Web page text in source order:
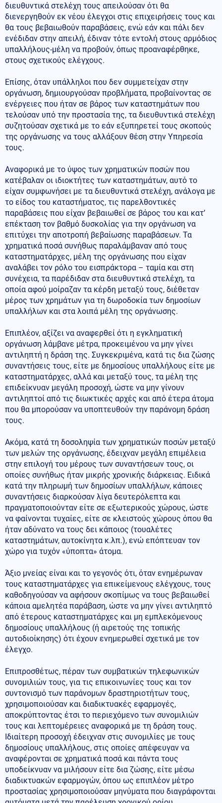
διευθυντικά στελέχη τους απειλούσαν ότι θα
διενεργηθούν εκ νέου έλεγχοι στις επιχειρήσεις τους και
θα τους βεβαιωθούν παραβάσεις, ενώ εάν και πάλι δεν
ενέδιδαν στην απειλή, έδιναν τότε εντολή στους αρμόδιος
υπαλλήλους-μέλη να προβούν, όπως προαναφέρθηκε,
στους σχετικούς ελέγχους.
Επίσης, όταν υπάλληλοι που δεν συμμετείχαν στην
οργάνωση, δημιουργούσαν προβλήματα, προβαίνοντας σε
ενέργειες που ήταν σε βάρος των καταστημάτων που
τελούσαν υπό την προστασία της, τα διευθυντικά στελέχη
συζητούσαν σχετικά με το εάν εξυπηρετεί τους σκοπούς
της οργάνωσης να τους αλλάξουν θέση στην Υπηρεσία
τους.
Αναφορικά με το ύψος των χρηματικών ποσών που
κατέβαλαν οι ιδιοκτήτες των καταστημάτων, αυτό το
είχαν συμφωνήσει με τα διευθυντικά στελέχη, ανάλογα με
το είδος του καταστήματος, τις παρελθοντικές
παραβάσεις που είχαν βεβαιωθεί σε βάρος του και κατ’
επέκταση τον βαθμό δυσκολίας για την οργάνωση να
επιτύχει την αποτροπή βεβαίωσης παραβάσεων. Τα
χρηματικά ποσά συνήθως παραλάμβαναν από τους
καταστηματάρχες, μέλη της οργάνωσης που είχαν
αναλάβει τον ρόλο του εισπράκτορα – ταμία και στη
συνέχεια, τα παρέδιδαν στα διευθυντικά στελέχη, τα
οποία αφού μοίραζαν τα κέρδη μεταξύ τους, διέθεταν
μέρος των χρημάτων για τη δωροδοκία των δημοσίων
υπαλλήλων και στα λοιπά μέλη της οργάνωσης.
Επιπλέον, αξίζει να αναφερθεί ότι η εγκληματική
οργάνωση λάμβανε μέτρα, προκειμένου να μην γίνει
αντιληπτή η δράση της. Συγκεκριμένα, κατά τις δια ζώσης
συναντήσεις τους, είτε με δημοσίους υπαλλήλους είτε με
καταστηματάρχες, αλλά και μεταξύ τους, τα μέλη της
επιδείκνυαν μεγάλη προσοχή, ώστε να μην γίνουν
αντιληπτοί από τις διωκτικές αρχές και από έτερα άτομα
που θα μπορούσαν να υποπτευθούν την παράνομη δράση
τους.
Ακόμα, κατά τη δοσοληψία των χρηματικών ποσών μεταξύ
των μελών της οργάνωσης, έδειχναν μεγάλη επιμέλεια
στην επιλογή του μέρους των συναντήσεων τους, οι
οποίες συνήθως ήταν μικρής χρονικής διάρκειας. Ειδικά
κατά την πληρωμή των δημοσίων υπαλλήλων, κάποιες
συναντήσεις διαρκούσαν λίγα δευτερόλεπτα και
πραγματοποιούνταν είτε σε εξωτερικούς χώρους, ώστε
να φαίνονται τυχαίες, είτε σε κλειστούς χώρους όπου θα
ήταν αδύνατο να τους δει κάποιος (τουαλέτες
καταστημάτων, αυτοκίνητα κ.λπ.), ενώ επόπτευαν τον
χώρο για τυχόν «ύποπτα» άτομα.
Άξιο μνείας είναι και το γεγονός ότι, όταν ενημέρωναν
τους καταστηματάρχες για επικείμενους ελέγχους, τους
καθοδηγούσαν να αφήσουν σκοπίμως να τους βεβαιωθεί
κάποια αμελητέα παράβαση, ώστε να μην γίνει αντιληπτό
από έτερους καταστηματάρχες και μη εμπλεκόμενους
δημοσίους υπαλλήλους (ή αιρετούς της τοπικής
αυτοδιοίκησης) ότι έχουν ενημερωθεί σχετικά με τον
έλεγχο.
Επιπροσθέτως, πέραν των συμβατικών τηλεφωνικών
συνομιλιών τους, για τις επικοινωνίες τους και τον
συντονισμό των παράνομων δραστηριοτήτων τους,
χρησιμοποιούσαν και διαδικτυακές εφαρμογές,
αποκρύπτοντας έτσι το περιεχόμενο των συνομιλιών
τους και λεπτομέρειες αναφορικά με τη δράση τους.
Ιδιαίτερη προσοχή έδειχναν στις συνομιλίες με τους
δημοσίους υπαλλήλους, στις οποίες απέφευγαν να
αναφέρονται σε χρηματικά ποσά και πάντα τους
υποδείκνυαν να μιλήσουν είτε δια ζώσης, είτε μέσω
διαδικτυακών εφαρμογών, όπου ως επιπλέον μέτρο
προστασίας χρησιμοποιούσαν μηνύματα που διαγράφονται